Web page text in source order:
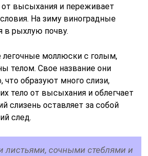
от высыхания и переживает
На зиму виноградные
в рыхлую почву.
легочные моллюски с голым,
телом. Свое название они
что образуют много слизи,
тело от высыхания и облегчает
слизень оставляет за собой
след.
листьями, сочными стеблями и